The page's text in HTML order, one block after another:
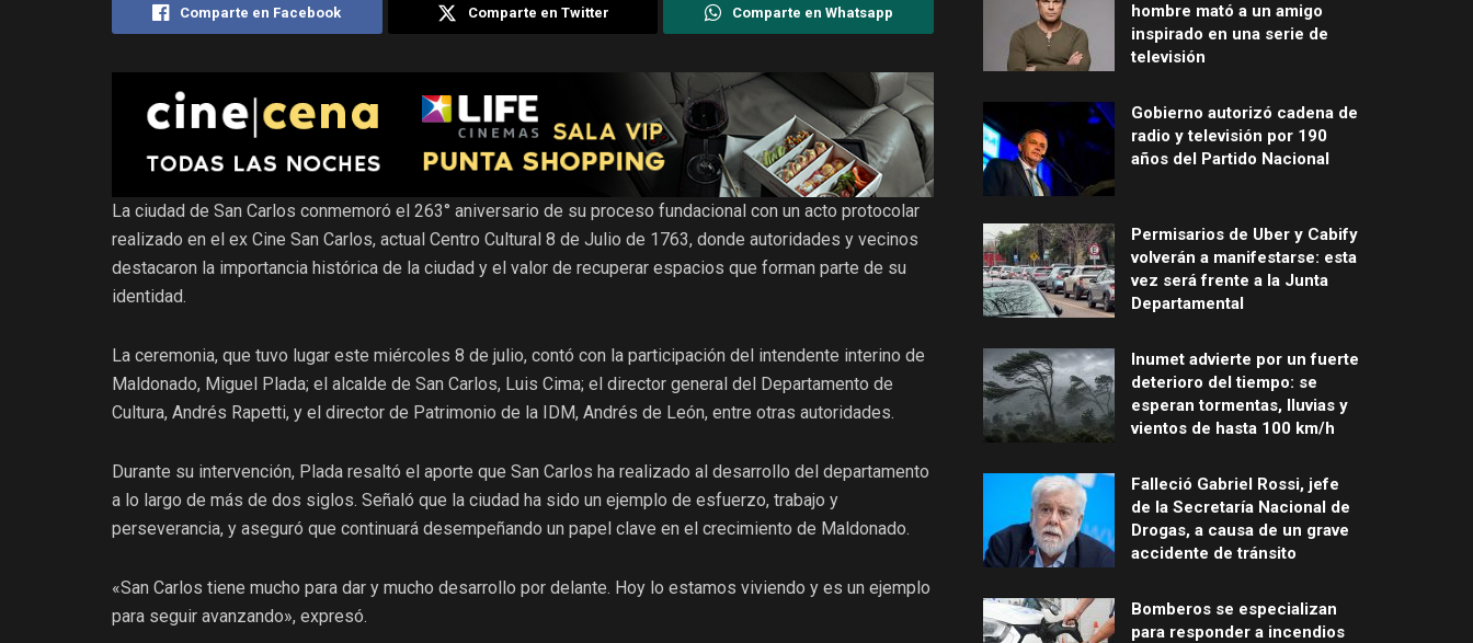
Comparte en Facebook Comparte en Twitter Comparte en Whatsapp
La ciudad de San Carlos conmemoró el 263° aniversario de su proceso fundacional con un acto protocolar
realizado en el ex Cine San Carlos, actual Centro Cultural 8 de Julio de 1763, donde autoridades y vecinos
destacaron la importancia histórica de la ciudad y el valor de recuperar espacios que forman parte de su
identidad.
La ceremonia, que tuvo lugar este miércoles 8 de julio, contó con la participación del intendente interino de
Maldonado, Miguel Plada; el alcalde de San Carlos, Luis Cima; el director general del Departamento de
Cultura, Andrés Rapetti, y el director de Patrimonio de la IDM, Andrés de León, entre otras autoridades.
Durante su intervención, Plada resaltó el aporte que San Carlos ha realizado al desarrollo del departamento
a lo largo de más de dos siglos. Señaló que la ciudad ha sido un ejemplo de esfuerzo, trabajo y
perseverancia, y aseguró que continuará desempeñando un papel clave en el crecimiento de Maldonado.
«San Carlos tiene mucho para dar y mucho desarrollo por delante. Hoy lo estamos viviendo y es un ejemplo
para seguir avanzando», expresó.
hombre mató a un amigo
inspirado en una serie de
televisión
Gobierno autorizó cadena de
radio y televisión por 190
años del Partido Nacional
Permisarios de Uber y Cabify
volverán a manifestarse: esta
vez será frente a la Junta
Departamental
Inumet advierte por un fuerte
deterioro del tiempo: se
esperan tormentas, lluvias y
vientos de hasta 100 km/h
Falleció Gabriel Rossi, jefe
de la Secretaría Nacional de
Drogas, a causa de un grave
accidente de tránsito
Bomberos se especializan
para responder a incendios